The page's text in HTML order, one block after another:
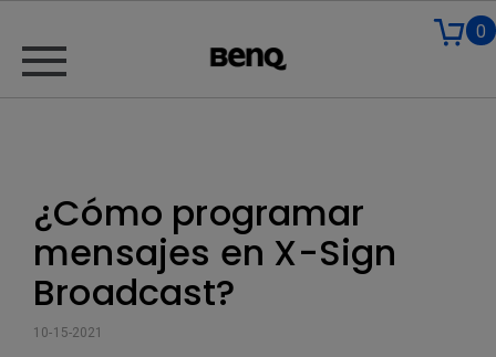
0
¿Cómo programar
mensajes en X-Sign
Broadcast?
10-15-2021